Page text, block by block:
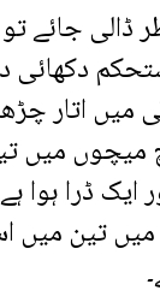
ڈالی جائے
میں اتار
میچوں میں
ڈرا ہوا
تین میں